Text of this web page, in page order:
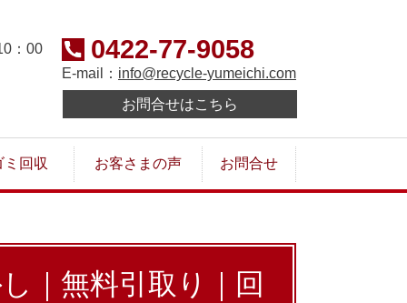
：00 0422-77-9058
E-mail： info@recycle-yumeichi.com
お問合せはこちら
ミ回収 お客さまの声 お問合せ
｜無料引取り｜回